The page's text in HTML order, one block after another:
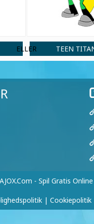
ELLER TEEN
- Spil Gratis Online
| Cookiepolitik